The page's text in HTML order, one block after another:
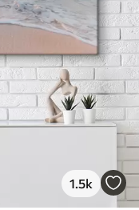
1.5k